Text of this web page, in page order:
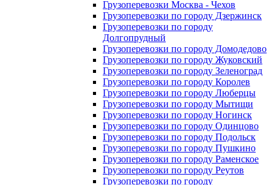
Грузоперевозки Москва - Чехов
Грузоперевозки по городу Дзержинск
Грузоперевозки по городу
Долгопрудный
Грузоперевозки по городу Домодедово
Грузоперевозки по городу Жуковский
Грузоперевозки по городу Зеленоград
Грузоперевозки по городу Королев
Грузоперевозки по городу Люберцы
Грузоперевозки по городу Мытищи
Грузоперевозки по городу Ногинск
Грузоперевозки по городу Одинцово
Грузоперевозки по городу Подольск
Грузоперевозки по городу Пушкино
Грузоперевозки по городу Раменское
Грузоперевозки по городу Реутов
Грузоперевозки по городу